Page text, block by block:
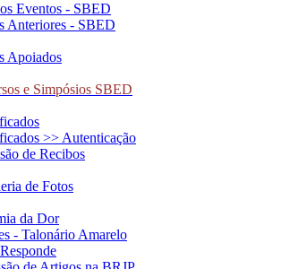
Eventos - SBED
Anteriores - SBED
Apoiados
e Simpósios SBED
>> Autenticação
de Recibos
de Fotos
da Dor
- Talonário Amarelo